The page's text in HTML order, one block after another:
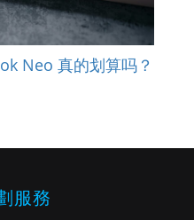
Neo 真的划算吗？
服務